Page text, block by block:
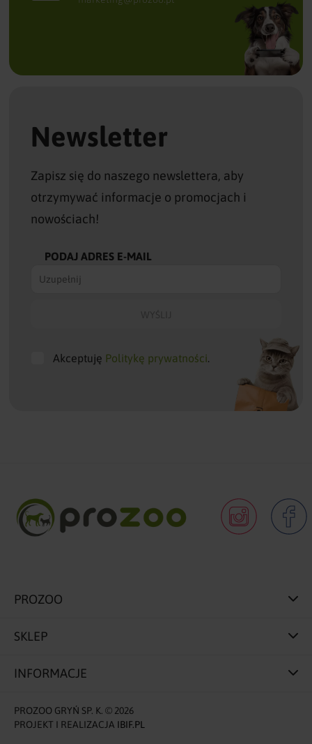
Newsletter
Zapisz się do naszego newslettera, aby
otrzymywać informacje o promocjach i
nowościach!
PODAJ ADRES E-MAIL
Akceptuję Politykę prywatności
SKLEP
INFORMACJE
PROZOO
PROZOO GRYŃ SP. K. © 2026
PROJEKT I REALIZACJA IBIF.PL